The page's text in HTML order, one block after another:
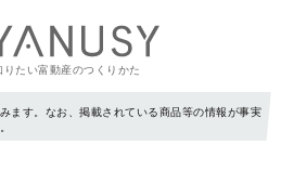
りたい富動産のつくりかた
ます。なお、掲載されている商品等の情報が事実